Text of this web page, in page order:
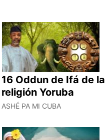
16 Oddun de Ifá de la
religión Yoruba
ASHÉ PA MI CUBA